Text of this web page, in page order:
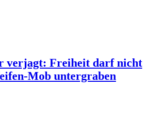
verjagt: Freiheit darf nicht
Mob untergraben